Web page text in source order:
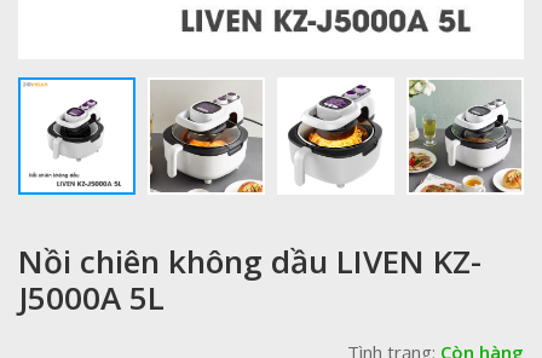
Nồi chiên không dầu LIVEN KZ-
J5000A 5L
Tình trạng: Còn hàng